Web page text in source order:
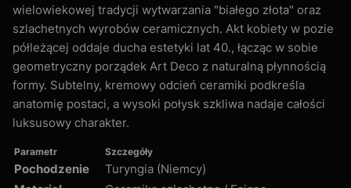
wielowiekowej tradycji wytwarzania "białego złota" oraz
szlachetnych wyrobów ceramicznych. Akt kobiety w pozie
półleżącej oddaje ducha estetyki lat 40., łącząc w sobie
geometryczny porządek Art Deco z naturalną płynnością
formy. Subtelny, kremowy odcień ceramiki podkreśla
anatomię postaci, a wysoki połysk szkliwa nadaje całości
luksusowy charakter.
Parametr Szczegóły
Pochodzenie
Turyngia (Niemcy)